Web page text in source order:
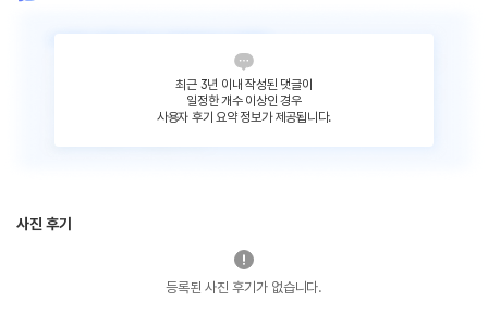
최근 3년 이내 작성된 댓글이
일정한 개수 이상인 경우
사용자 후기 요약 정보가 제공됩니다.
사진 후기
등록된 사진 후기가 없습니다.